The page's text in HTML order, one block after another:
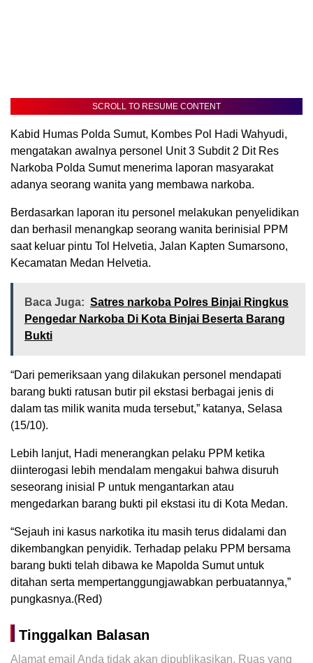
SCROLL TO RESUME CONTENT
Kabid Humas Polda Sumut, Kombes Pol Hadi Wahyudi,
mengatakan awalnya personel Unit 3 Subdit 2 Dit Res
Narkoba Polda Sumut menerima laporan masyarakat
adanya seorang wanita yang membawa narkoba.
Berdasarkan laporan itu personel melakukan penyelidikan
dan berhasil menangkap seorang wanita berinisial PPM
saat keluar pintu Tol Helvetia, Jalan Kapten Sumarsono,
Kecamatan Medan Helvetia.
Baca Juga: Satres narkoba Polres Binjai Ringkus
Pengedar Narkoba Di Kota Binjai Beserta Barang
Bukti
“Dari pemeriksaan yang dilakukan personel mendapati
barang bukti ratusan butir pil ekstasi berbagai jenis di
dalam tas milik wanita muda tersebut,” katanya, Selasa
(15/10).
Lebih lanjut, Hadi menerangkan pelaku PPM ketika
diinterogasi lebih mendalam mengakui bahwa disuruh
seseorang inisial P untuk mengantarkan atau
mengedarkan barang bukti pil ekstasi itu di Kota Medan.
“Sejauh ini kasus narkotika itu masih terus didalami dan
dikembangkan penyidik. Terhadap pelaku PPM bersama
barang bukti telah dibawa ke Mapolda Sumut untuk
ditahan serta mempertanggungjawabkan perbuatannya,”
pungkasnya.(Red)
Tinggalkan Balasan
Alamat email Anda tidak akan dipublikasikan. Ruas yang